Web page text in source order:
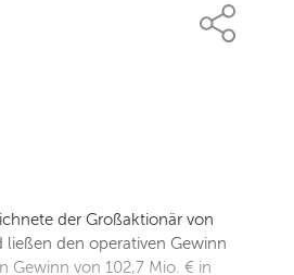
der Großaktionär von
ließen den operativen Gewinn
Gewinn von 102,7 Mio. € in